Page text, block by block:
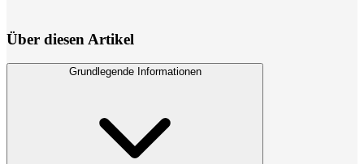
Über diesen Artikel
Grundlegende Informationen